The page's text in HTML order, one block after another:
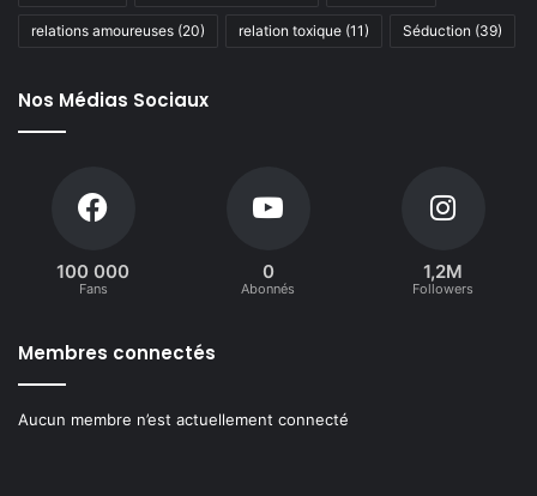
relations amoureuses (20) relation toxique (11) Séduction (39)
Nos Médias Sociaux
100 000
Fans
0
Abonnés
1,2M
Followers
Membres connectés
Aucun membre n’est actuellement connecté